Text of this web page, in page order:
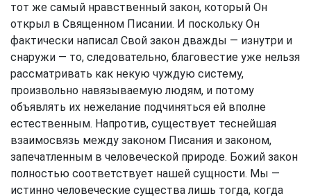
тот же самый нравственный закон, который Он
открыл в Священном Писании. И поскольку Он
фактически написал Свой закон дважды — изнутри и
снаружи — то, следовательно, благовестие уже нельзя
рассматривать как некую чуждую систему,
произвольно навязываемую людям, и потому
объявлять их нежелание подчиняться ей вполне
естественным. Напротив, существует теснейшая
взаимосвязь между законом Писания и законом,
запечатленным в человеческой природе. Божий закон
полностью соответствует нашей сущности. Мы —
истинно человеческие существа лишь тогда, когда